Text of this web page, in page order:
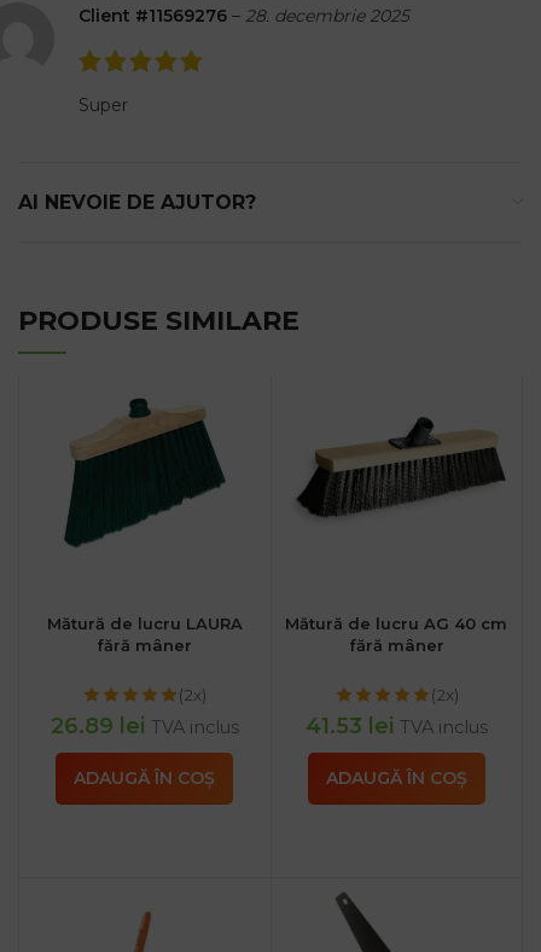
Client #11569276 – 28. decembrie 2025
Super
AI NEVOIE DE AJUTOR?
PRODUSE SIMILARE
Mătură de lucru LAURA
fără mâner
(2x)
26.89 lei TVA inclus
ADAUGĂ ÎN COȘ
Mătură de lucru AG 40 cm
fără mâner
(2x)
41.53 lei TVA inclus
ADAUGĂ ÎN COȘ